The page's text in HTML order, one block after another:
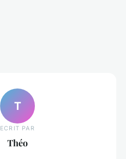
T
ECRIT PAR
Théo